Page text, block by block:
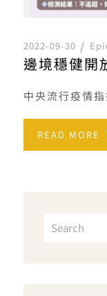
2022-09-30
READ MORE